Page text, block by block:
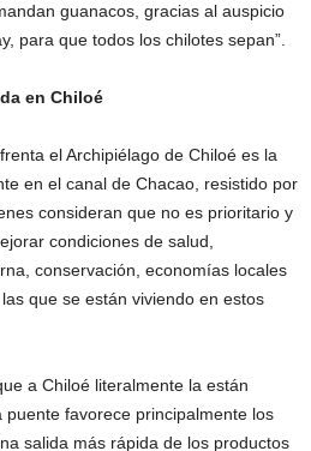
guanacos, gracias al auspicio
para que todos los chilotes sepan”.
en Chiloé
el Archipiélago de Chiloé es la
en el canal de Chacao, resistido por
consideran que no es prioritario y
condiciones de salud,
conservación, economías locales
que se están viviendo en estos
a Chiloé literalmente la están
favorece principalmente los
salida más rápida de los productos